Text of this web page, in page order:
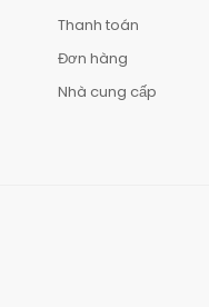
Thanh toán
Đơn hàng
Nhà cung cấp